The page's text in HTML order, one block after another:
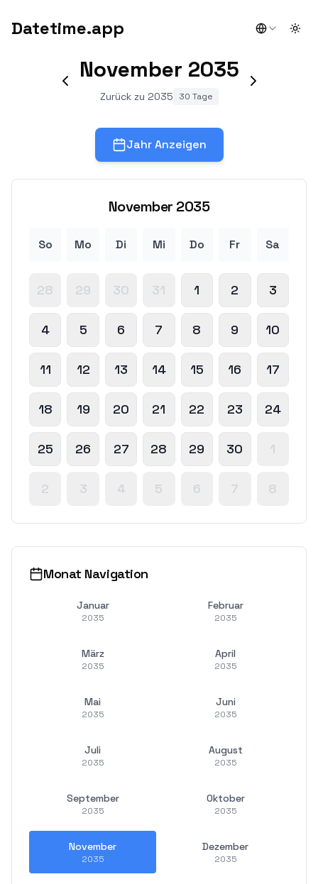
Datetime.app
November 2035
Zurück zu 2035 30 Tage
Jahr Anzeigen
November 2035
So Mo Di Mi Do Fr Sa
28 29 30 31 1 2 3
4 5 6 7 8 9 10
11 12 13 14 15 16 17
18 19 20 21 22 23 24
25 26 27 28 29 30 1
2 3 4 5 6 7 8
Monat Navigation
Januar
2035
Februar
2035
März
2035
April
2035
Mai
2035
Juni
2035
Juli
2035
August
2035
September
2035
Oktober
2035
November
2035
Dezember
2035